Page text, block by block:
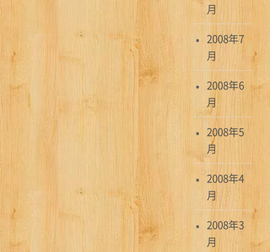
月
2008年7
月
2008年6
月
2008年5
月
2008年4
月
2008年3
月